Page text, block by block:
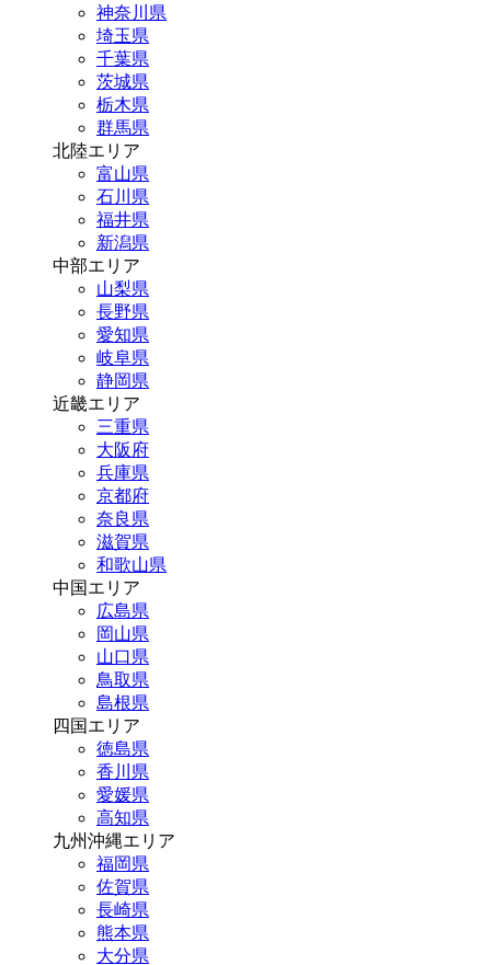
神奈川県
埼玉県
千葉県
茨城県
栃木県
群馬県
北陸エリア
富山県
石川県
福井県
新潟県
中部エリア
山梨県
長野県
愛知県
岐阜県
静岡県
近畿エリア
三重県
大阪府
兵庫県
京都府
奈良県
滋賀県
和歌山県
中国エリア
広島県
岡山県
山口県
鳥取県
島根県
四国エリア
徳島県
香川県
愛媛県
高知県
九州沖縄エリア
福岡県
佐賀県
長崎県
熊本県
大分県